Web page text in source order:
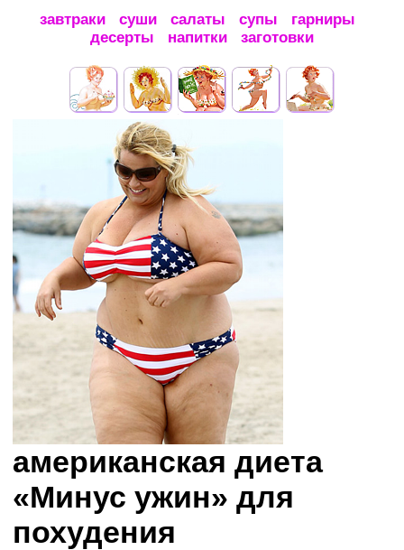
завтраки суши салаты супы
гарниры
десерты
напитки заготовки
американская диета
«Минус ужин» для
похудения